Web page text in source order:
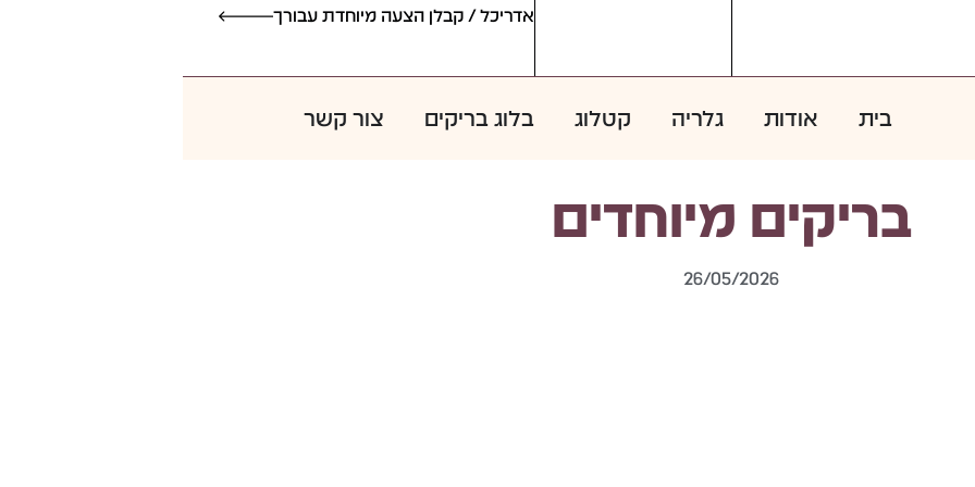
אדריכל / קבלן הצעה מיוחדת עבורך
אדריכל / קבלן הצעה מיוחדת עבורך
בית אודות גלריה קטלוג בלוג בריקים צור קשר
בריקים מיוחדים
26/05/2026